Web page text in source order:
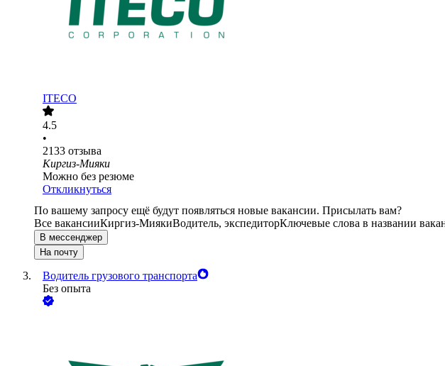
ITECO
4.5
•
2133 отзыва
Киргиз-Мияки
Можно без резюме
Откликнуться
По вашему запросу ещё будут появляться новые вакансии. Присылать вам?
Все вакансииКиргиз-МиякиВодитель, экспедиторКлючевые слова в названии
В мессенджер
На почту
Водитель грузового транспорта
Без опыта